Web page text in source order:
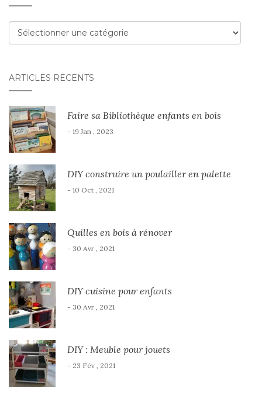
Menu
ARTICLES RÉCENTS
Faire sa Bibliothèque enfants en bois
- 19 Jan , 2023
DIY construire un poulailler en palette
- 10 Oct , 2021
Quilles en bois à rénover
- 30 Avr , 2021
DIY cuisine pour enfants
- 30 Avr , 2021
DIY : Meuble pour jouets
- 23 Fév , 2021